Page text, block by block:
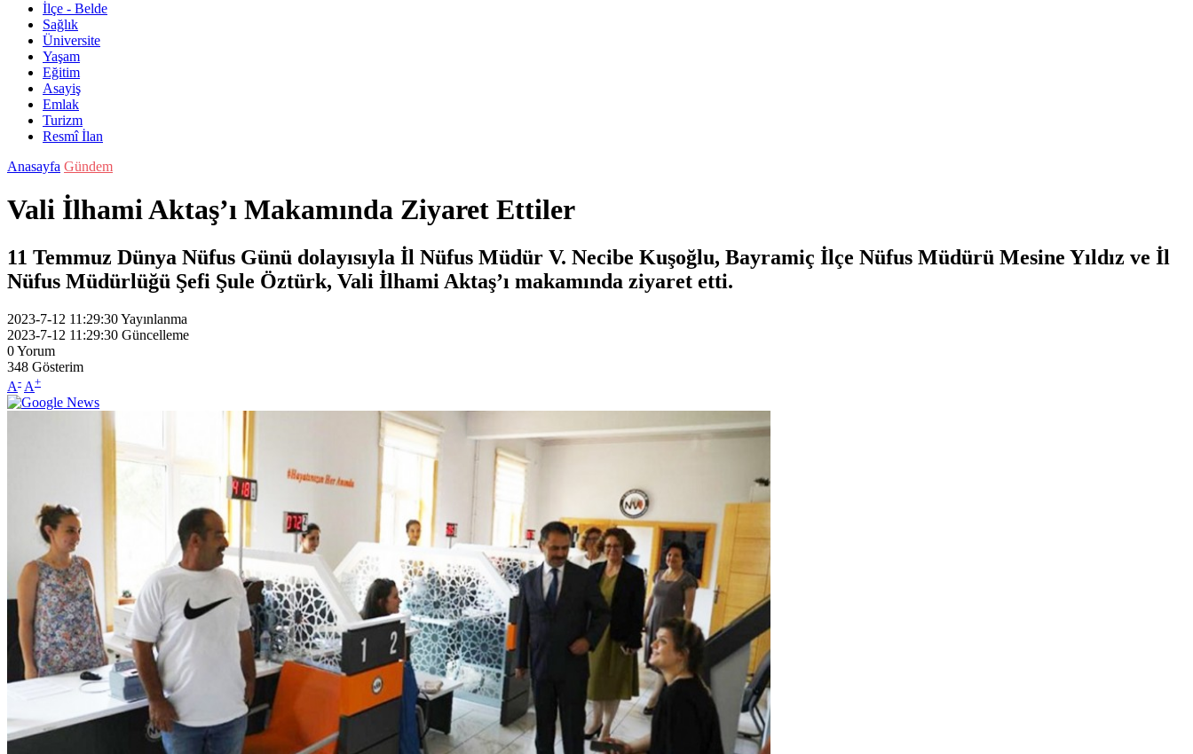
İlçe - Belde
Sağlık
Üniversite
Yaşam
Eğitim
Asayiş
Emlak
Turizm
Resmî İlan
Anasayfa Gündem
Vali İlhami Aktaş’ı Makamında Ziyaret Ettiler
11 Temmuz Dünya Nüfus Günü dolayısıyla İl Nüfus Müdür V. Necibe Kuşoğlu, Bayramiç İlçe Nüfus Müdürü Mesine Yıldız ve İl
Nüfus Müdürlüğü Şefi Şule Öztürk, Vali İlhami Aktaş’ı makamında ziyaret etti.
2023-7-12 11:29:30Yayınlanma
2023-7-12 11:29:30 Güncelleme
0Yorum
348 Gösterim
A- A+